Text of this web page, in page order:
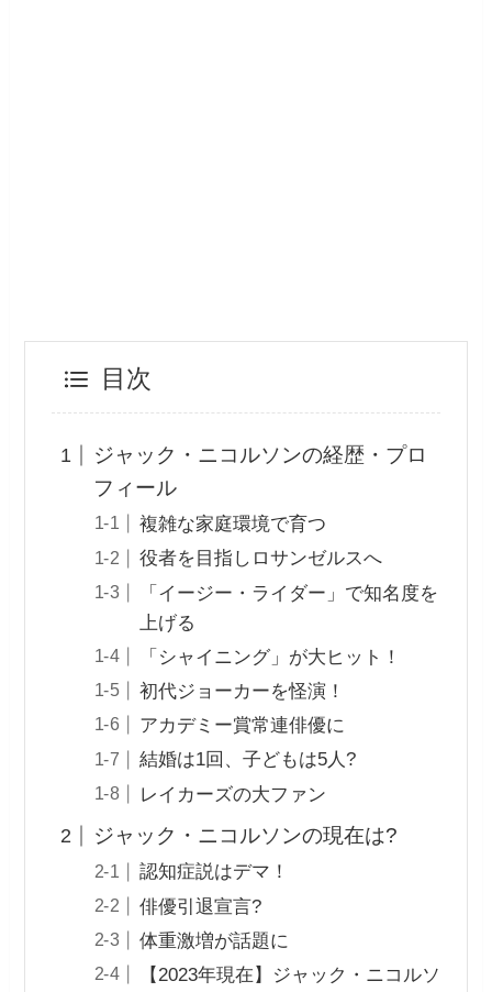
目次
ジャック・ニコルソンの経歴・プロ
フィール
複雑な家庭環境で育つ
役者を目指しロサンゼルスへ
「イージー・ライダー」で知名度を
上げる
「シャイニング」が大ヒット！
初代ジョーカーを怪演！
アカデミー賞常連俳優に
結婚は1回、子どもは5人?
レイカーズの大ファン
ジャック・ニコルソンの現在は?
認知症説はデマ！
俳優引退宣言?
体重激増が話題に
【2023年現在】ジャック・ニコルソ